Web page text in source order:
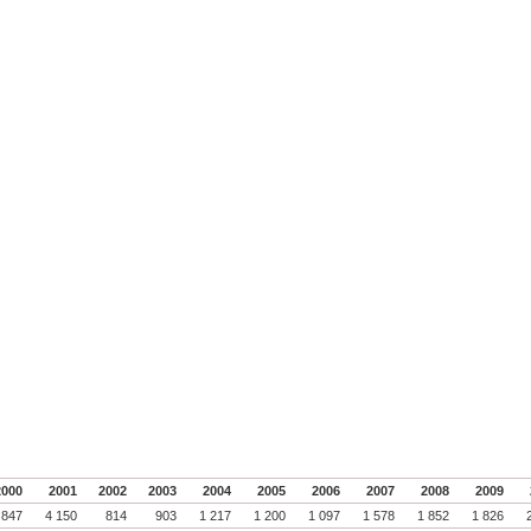
2001 2002 2003 2004 2005 2006 2007 2008 2009
847
4 150 814 903 1 217 1 200 1 097 1 578 1 852 1 826